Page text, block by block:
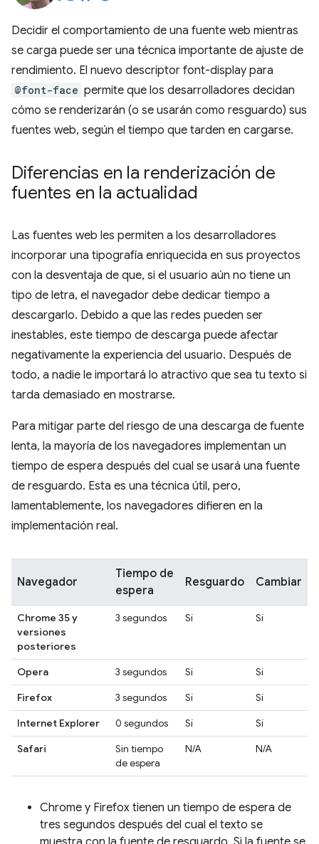
Decidir el comportamiento de una fuente web mientras
se carga puede ser una técnica importante de ajuste de
rendimiento. El nuevo descriptor font-display para
@font-face permite que los desarrolladores decidan
cómo se renderizarán (o se usarán como resguardo) sus
fuentes web, según el tiempo que tarden en cargarse.
Diferencias en la renderización de
fuentes en la actualidad
Las fuentes web les permiten a los desarrolladores
incorporar una tipografía enriquecida en sus proyectos
con la desventaja de que, si el usuario aún no tiene un
tipo de letra, el navegador debe dedicar tiempo a
descargarlo. Debido a que las redes pueden ser
inestables, este tiempo de descarga puede afectar
negativamente la experiencia del usuario. Después de
todo, a nadie le importará lo atractivo que sea tu texto si
tarda demasiado en mostrarse.
Para mitigar parte del riesgo de una descarga de fuente
lenta, la mayoría de los navegadores implementan un
tiempo de espera después del cual se usará una fuente
de resguardo. Esta es una técnica útil, pero,
lamentablemente, los navegadores difieren en la
implementación real.
Navegador
Tiempo de
espera
Resguardo Cambiar
Chrome 35 y
versiones
posteriores
3 segundos Sí Sí
Opera 3 segundos Sí
Sí
Firefox
3 segundos Sí
Sí
Internet Explorer
0 segundos Sí
Sí
Safari
Sin tiempo
de espera
N/A N/A
Chrome y Firefox tienen un tiempo de espera de
tres segundos después del cual el texto se